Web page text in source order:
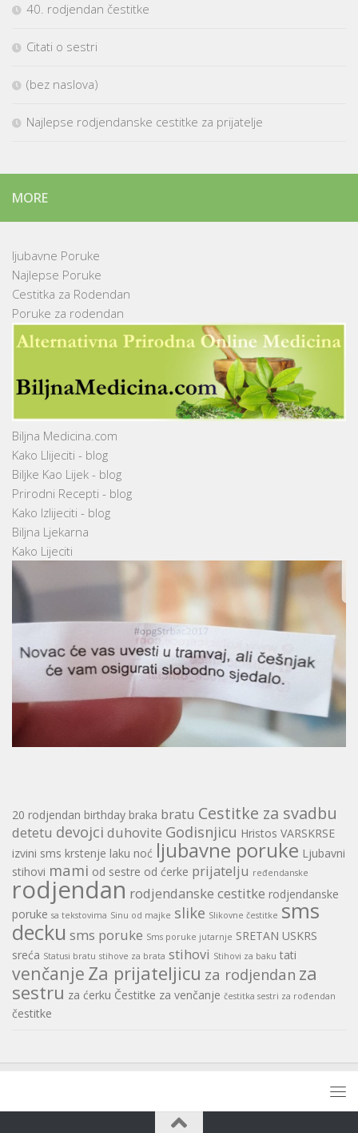
40. rodjendan čestitke
Citati o sestri
(bez naslova)
Najlepse rodjendanske cestitke za prijatelje
MORE
ljubavne Poruke
Najlepse Poruke
Cestitka za Rodendan
Poruke za rodendan
Biljna Medicina.com
Kako Llijeciti - blog
Biljke Kao Lijek - blog
Prirodni Recepti - blog
Kako Izlijeciti - blog
Biljna Ljekarna
Kako Lijeciti
20 rodjendan birthday braka bratu Cestitke za svadbu
detetu devojci duhovite Godisnjicu Hristos VARSKRSE
izvini sms krstenje laku noć ljubavne poruke Ljubavni
stihovi mami od sestre od ćerke prijatelju ređendanske
rodjendan rodjendanske cestitke rodjendanske
poruke sa tekstovima Sinu od majke slike Slikovne čestitke sms
decku sms poruke Sms poruke jutarnje SRETAN USKRS
sreća Statusi bratu stihove za brata stihovi Stihovi za baku tati
venčanje Za prijateljicu za rodjendan za
sestru za ćerku Čestitke za venčanje čestitka sestri za rođendan
čestitke